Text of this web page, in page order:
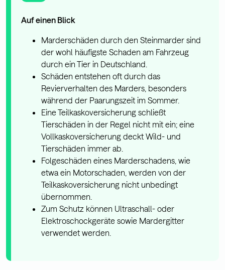
Auf einen Blick
Marderschäden durch den Steinmarder sind
der wohl häufigste Schaden am Fahrzeug
durch ein Tier in Deutschland.
Schäden entstehen oft durch das
Revierverhalten des Marders, besonders
während der Paarungszeit im Sommer.
Eine Teilkaskoversicherung schließt
Tierschäden in der Regel nicht mit ein; eine
Vollkaskoversicherung deckt Wild- und
Tierschäden immer ab.
Folgeschäden eines Marderschadens, wie
etwa ein Motorschaden, werden von der
Teilkaskoversicherung nicht unbedingt
übernommen.
Zum Schutz können Ultraschall- oder
Elektroschockgeräte sowie Mardergitter
verwendet werden.